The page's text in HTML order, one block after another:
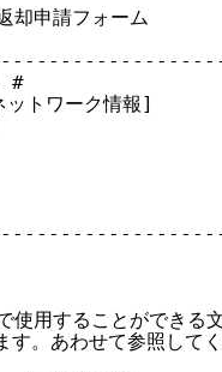
却申請フォーム
#
ワーク情報]
用することができる
。あわせて参照してく